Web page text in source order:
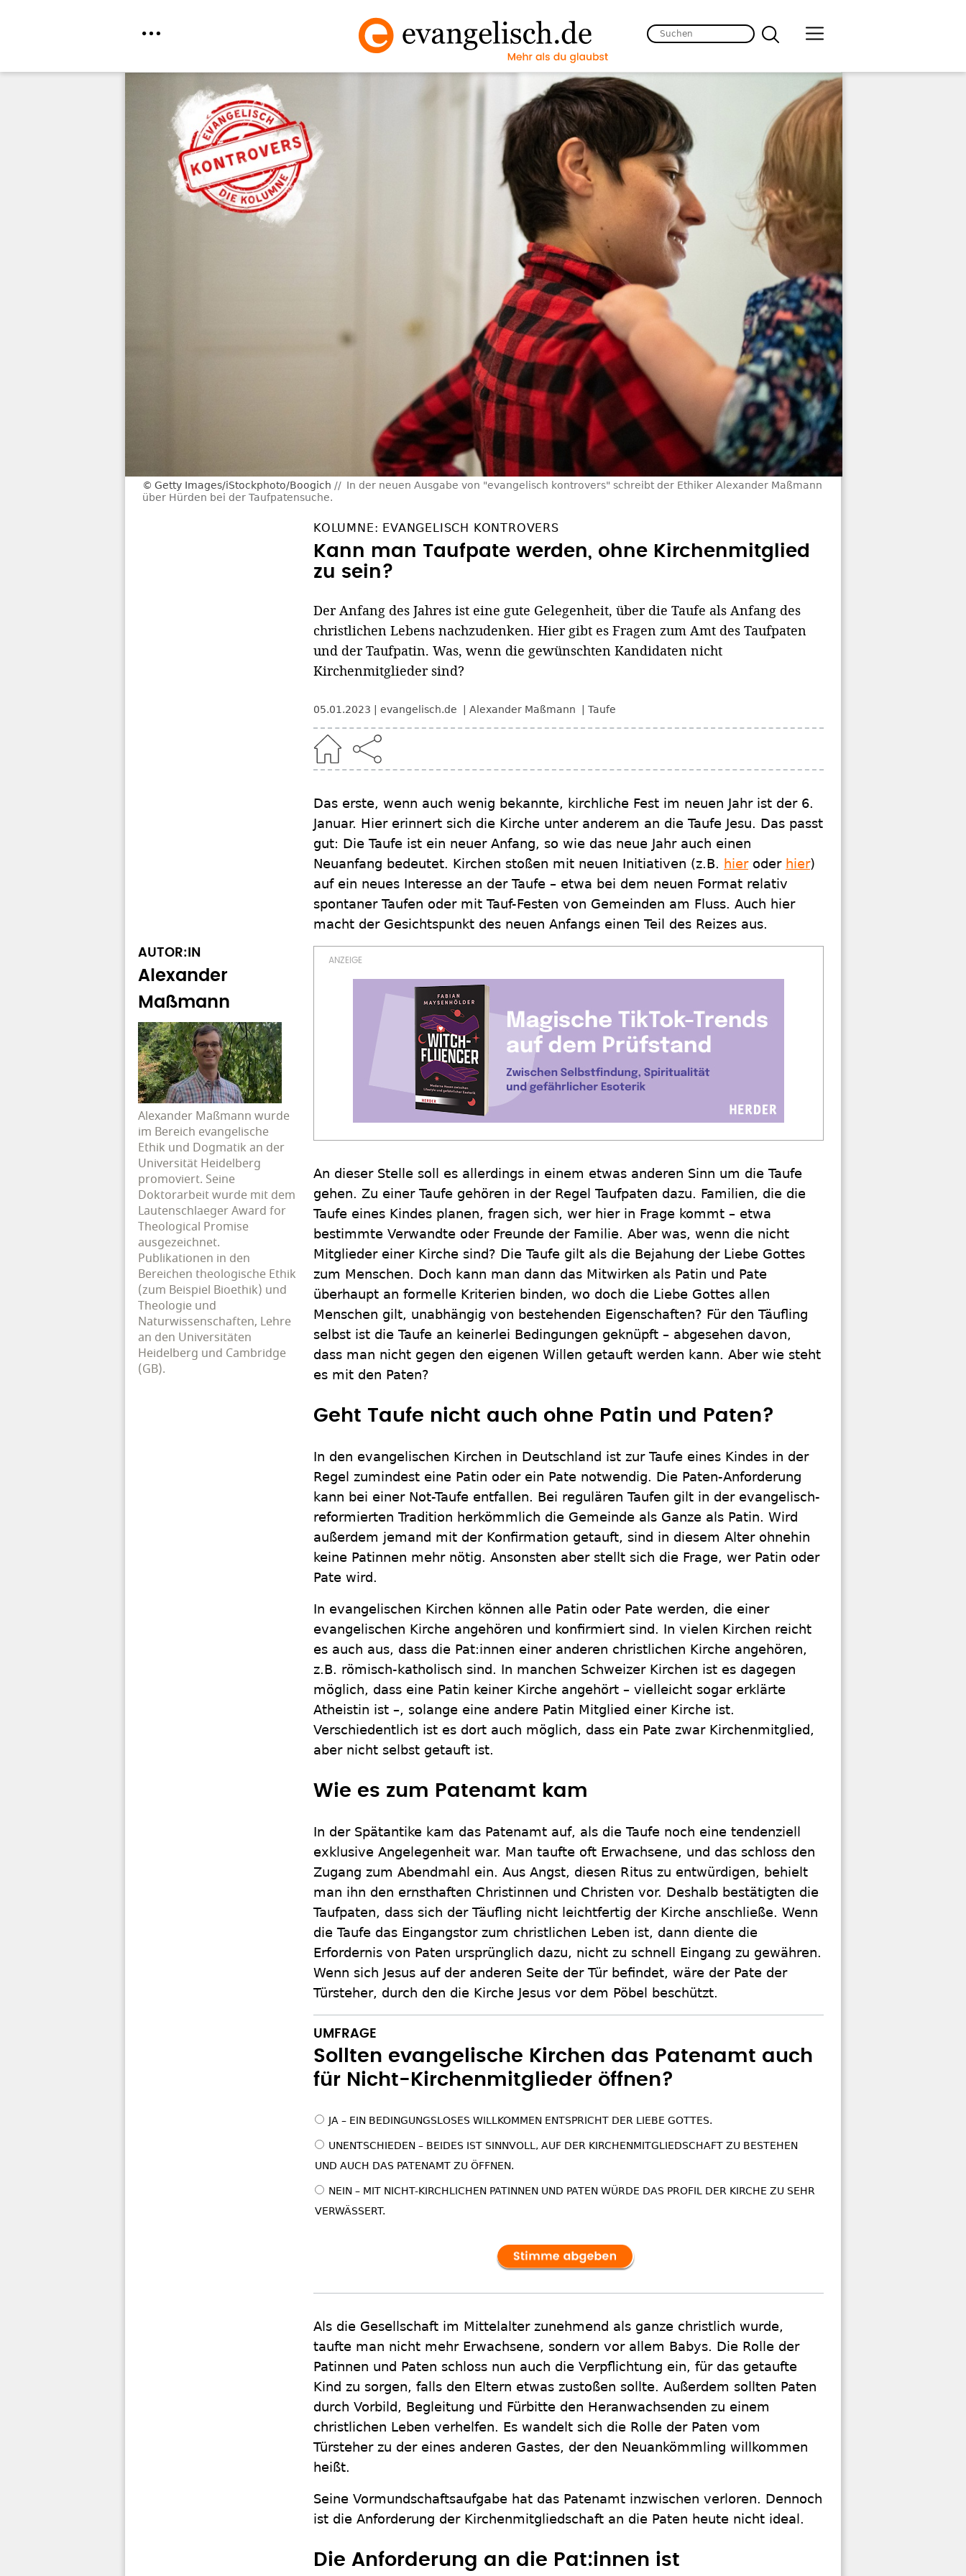
Getty Images/iStockphoto/Boogich
In der neuen Ausgabe von "evangelisch kontrovers" schreibt der Ethiker Alexander Maßmann
über Hürden bei der Taufpatensuche.
KOLUMNE: EVANGELISCH KONTROVERS
Kann man Taufpate werden, ohne Kirchenmitglied
zu sein?
Der Anfang des Jahres ist eine gute Gelegenheit, über die Taufe als Anfang des
christlichen Lebens nachzudenken. Hier gibt es Fragen zum Amt des Taufpaten
und der Taufpatin. Was, wenn die gewünschten Kandidaten nicht
Kirchenmitglieder sind?
05.01.2023 evangelisch.de Alexander Maßmann Taufe
Das erste, wenn auch wenig bekannte, kirchliche Fest im neuen Jahr ist der 6.
Januar. Hier erinnert sich die Kirche unter anderem an die Taufe Jesu. Das passt
gut: Die Taufe ist ein neuer Anfang, so wie das neue Jahr auch einen
Neuanfang bedeutet. Kirchen stoßen mit neuen Initiativen (z.B. hieroder hier)
auf ein neues Interesse an der Taufe – etwa bei dem neuen Format relativ
spontaner Taufen oder mit Tauf-Festen von Gemeinden am Fluss. Auch hier
macht der Gesichtspunkt des neuen Anfangs einen Teil des Reizes aus.
AUTOR:IN
Alexander
Maßmann
Alexander Maßmann wurde
im Bereich evangelische
Ethik und Dogmatik an der
Universität Heidelberg
promoviert. Seine
Doktorarbeit wurde mit dem
Lautenschlaeger Award for
Theological Promise
ausgezeichnet.
Publikationen in den
Bereichen theologische Ethik
(zum Beispiel Bioethik) und
Theologie und
Naturwissenschaften, Lehre
an den Universitäten
Heidelberg und Cambridge
(GB).
An dieser Stelle soll es allerdings in einem etwas anderen Sinn um die Taufe
gehen. Zu einer Taufe gehören in der Regel Taufpaten dazu. Familien, die die
Taufe eines Kindes planen, fragen sich, wer hier in Frage kommt – etwa
bestimmte Verwandte oder Freunde der Familie. Aber was, wenn die nicht
Mitglieder einer Kirche sind? Die Taufe gilt als die Bejahung der Liebe Gottes
zum Menschen. Doch kann man dann das Mitwirken als Patin und Pate
überhaupt an formelle Kriterien binden, wo doch die Liebe Gottes allen
Menschen gilt, unabhängig von bestehenden Eigenschaften? Für den Täufling
selbst ist die Taufe an keinerlei Bedingungen geknüpft – abgesehen davon,
dass man nicht gegen den eigenen Willen getauft werden kann. Aber wie steht
es mit den Paten?
Geht Taufe nicht auch ohne Patin und Paten?
In den evangelischen Kirchen in Deutschland ist zur Taufe eines Kindes in der
Regel zumindest eine Patin oder ein Pate notwendig. Die Paten-Anforderung
kann bei einer Not-Taufe entfallen. Bei regulären Taufen gilt in der evangelisch-
reformierten Tradition herkömmlich die Gemeinde als Ganze als Patin. Wird
außerdem jemand mit der Konfirmation getauft, sind in diesem Alter ohnehin
keine Patinnen mehr nötig. Ansonsten aber stellt sich die Frage, wer Patin oder
Pate wird.
In evangelischen Kirchen können alle Patin oder Pate werden, die einer
evangelischen Kirche angehören und konfirmiert sind. In vielen Kirchen reicht
es auch aus, dass die Pat:innen einer anderen christlichen Kirche angehören,
z.B. römisch-katholisch sind. In manchen Schweizer Kirchen ist es dagegen
möglich, dass eine Patin keiner Kirche angehört – vielleicht sogar erklärte
Atheistin ist –, solange eine andere Patin Mitglied einer Kirche ist.
Verschiedentlich ist es dort auch möglich, dass ein Pate zwar Kirchenmitglied,
aber nicht selbst getauft ist.
Wie es zum Patenamt kam
In der Spätantike kam das Patenamt auf, als die Taufe noch eine tendenziell
exklusive Angelegenheit war. Man taufte oft Erwachsene, und das schloss den
Zugang zum Abendmahl ein. Aus Angst, diesen Ritus zu entwürdigen, behielt
man ihn den ernsthaften Christinnen und Christen vor. Deshalb bestätigten die
Taufpaten, dass sich der Täufling nicht leichtfertig der Kirche anschließe. Wenn
die Taufe das Eingangstor zum christlichen Leben ist, dann diente die
Erfordernis von Paten ursprünglich dazu, nicht zu schnell Eingang zu gewähren.
Wenn sich Jesus auf der anderen Seite der Tür befindet, wäre der Pate der
Türsteher, durch den die Kirche Jesus vor dem Pöbel beschützt.
UMFRAGE
Sollten evangelische Kirchen das Patenamt auch
für Nicht-Kirchenmitglieder öffnen?
Auswahlmöglichkeiten
JA – EIN BEDINGUNGSLOSES WILLKOMMEN ENTSPRICHT DER LIEBE GOTTES.
UNENTSCHIEDEN – BEIDES IST SINNVOLL, AUF DER KIRCHENMITGLIEDSCHAFT ZU BESTEHEN
UND AUCH DAS PATENAMT ZU ÖFFNEN.
NEIN – MIT NICHT-KIRCHLICHEN PATINNEN UND PATEN WÜRDE DAS PROFIL DER KIRCHE ZU SEHR
VERWÄSSERT.
Als die Gesellschaft im Mittelalter zunehmend als ganze christlich wurde,
taufte man nicht mehr Erwachsene, sondern vor allem Babys. Die Rolle der
Patinnen und Paten schloss nun auch die Verpflichtung ein, für das getaufte
Kind zu sorgen, falls den Eltern etwas zustoßen sollte. Außerdem sollten Paten
durch Vorbild, Begleitung und Fürbitte den Heranwachsenden zu einem
christlichen Leben verhelfen. Es wandelt sich die Rolle der Paten vom
Türsteher zu der eines anderen Gastes, der den Neuankömmling willkommen
heißt.
Seine Vormundschaftsaufgabe hat das Patenamt inzwischen verloren. Dennoch
ist die Anforderung der Kirchenmitgliedschaft an die Paten heute nicht ideal.
Die Anforderung an die Pat:innen ist